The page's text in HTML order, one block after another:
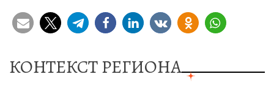
КОНТЕКСТ РЕГИОНА